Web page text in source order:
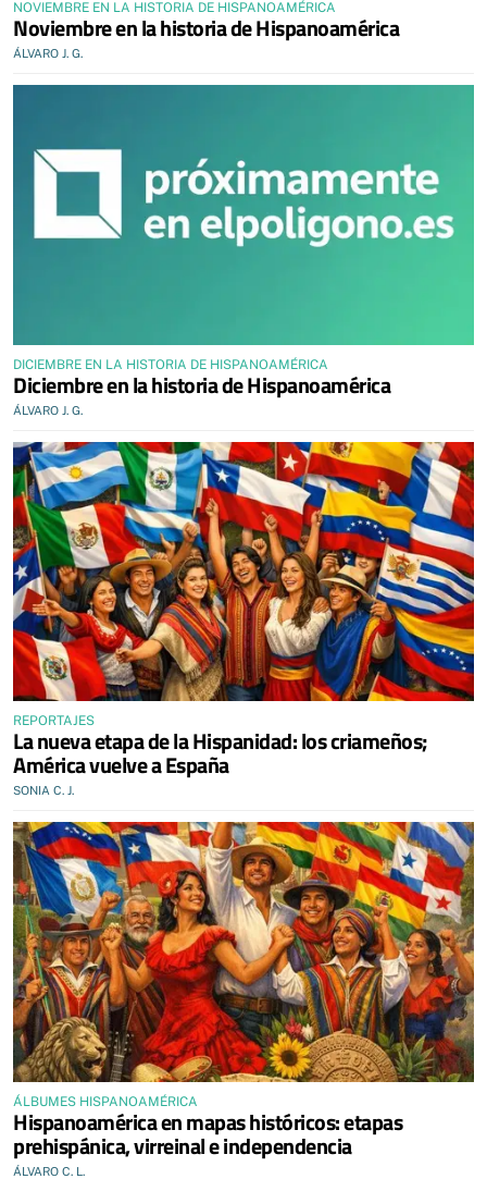
NOVIEMBRE EN LA HISTORIA DE HISPANOAMÉRICA
Noviembre en la historia de Hispanoamérica
ÁLVARO J. G.
DICIEMBRE EN LA HISTORIA DE HISPANOAMÉRICA
Diciembre en la historia de Hispanoamérica
ÁLVARO J. G.
REPORTAJES
La nueva etapa de la Hispanidad: los criameños;
América vuelve a España
SONIA C. J.
ÁLBUMES HISPANOAMÉRICA
Hispanoamérica en mapas históricos: etapas
prehispánica, virreinal e independencia
ÁLVARO C. L.